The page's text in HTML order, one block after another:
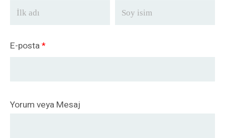
E-posta*
Yorum veya Mesaj